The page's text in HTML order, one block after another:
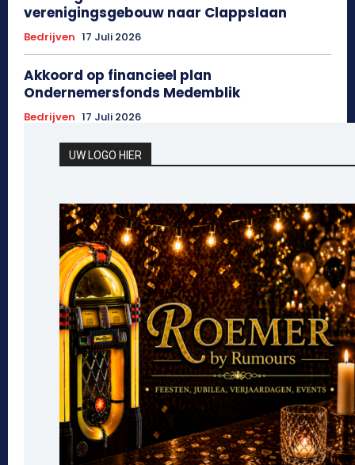
verenigingsgebouw naar Clappslaan
Bedrijven 17 Juli 2026
Akkoord op financieel plan
Ondernemersfonds Medemblik
Bedrijven 17 Juli 2026
UW LOGO HIER